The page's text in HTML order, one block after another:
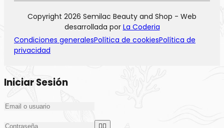
Copyright 2026 Semilac Beauty and Shop - Web
desarrollada por La Coderia
Condiciones generalesPolítica de cookiesPolítica de
privacidad
Iniciar Sesión